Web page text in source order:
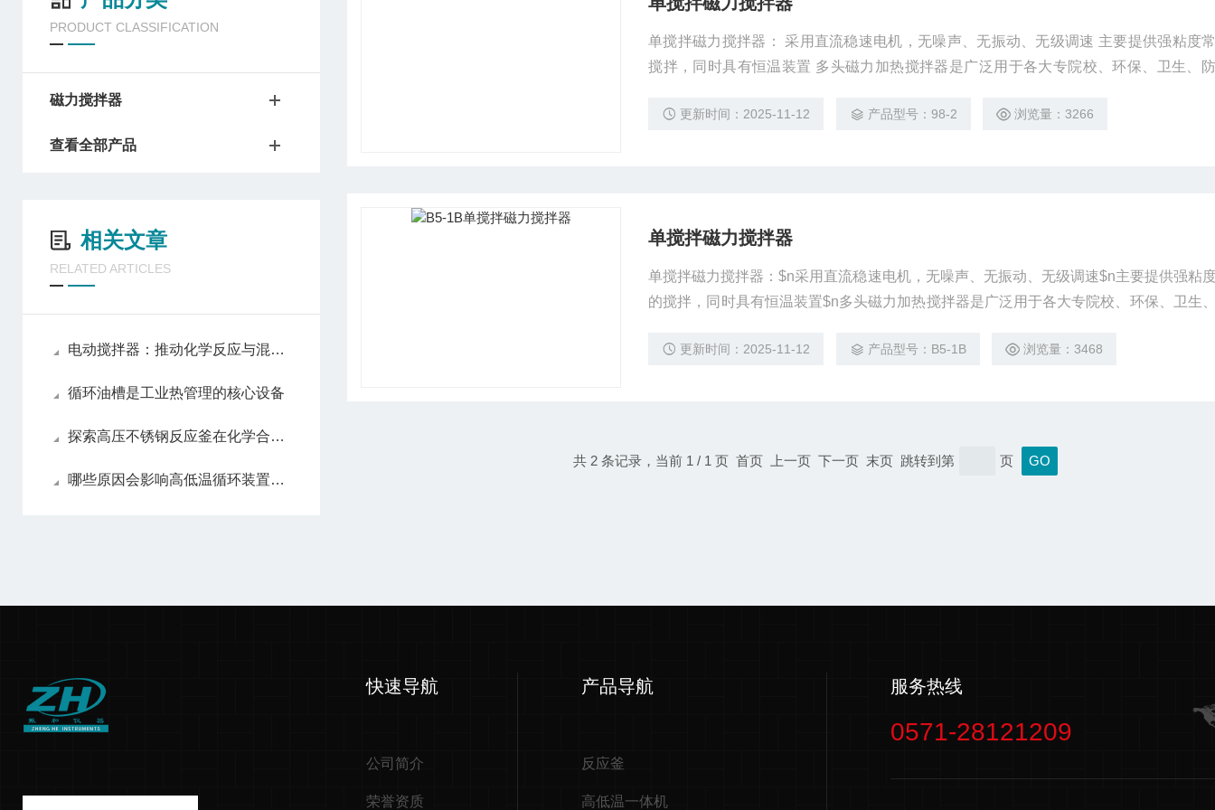
PRODUCT CLASSIFICATION
磁力搅拌器
查看全部产品
相关文章
RELATED ARTICLES
电动搅拌器：推动化学反应与混合均匀的动力引擎
循环油槽是工业热管理的核心设备
探索高压不锈钢反应釜在化学合成中的关键作用
哪些原因会影响高低温循环装置的效果
单搅拌磁力搅拌器： 采用直流稳速电机，无噪声、无振动、无级调速 主要提供强粘度
搅拌，同时具有恒温装置 多头磁力加热搅拌器是广泛用于各大专院校、环保、卫生、
更新时间：2025-11-12 产品型号：98-2 浏览量：3266
单搅拌磁力搅拌器
单搅拌磁力搅拌器：$n采用直流稳速电机，无噪声、无振动、无级调速$n主要提供强粘
的搅拌，同时具有恒温装置$n多头磁力加热搅拌器是广泛用于各大专院校、环保、卫生
更新时间：2025-11-12 产品型号：B5-1B 浏览量：3468
共 2 条记录，当前 1 / 1 页 首页 上一页 下一页 末页 跳转到第 页
快速导航
公司简介
荣誉资质
产品导航
反应釜
高低温一体机
服务热线
0571-28121209